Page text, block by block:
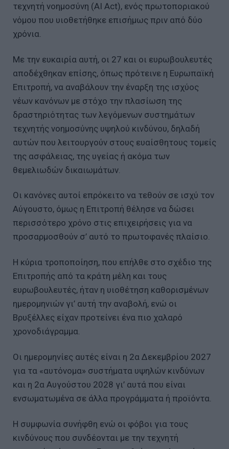
τεχνητή νοημοσύνη (AI Act), ενός πρωτοποριακού
νόμου που υιοθετήθηκε επισήμως πριν από δύο
χρόνια.
Με την ευκαιρία αυτή, οι 27 και οι ευρωβουλευτές
αποδέχθηκαν επίσης, όπως πρότεινε η Ευρωπαϊκή
Επιτροπή, να αναβάλουν την έναρξη της ισχύος
νέων κανόνων με στόχο την πλασίωση της
δραστηριότητας των λεγόμενων συστημάτων
τεχνητής νοημοσύνης υψηλού κινδύνου, δηλαδή
αυτών που λειτουργούν στους ευαίσθητους τομείς
της ασφάλειας, της υγείας ή ακόμα των
θεμελιωδών δικαιωμάτων.
Οι κανόνες αυτοί επρόκειτο να τεθούν σε ισχύ τον
Αύγουστο, όμως η Επιτροπή θέλησε να δώσει
περισσότερο χρόνο στις επιχειρήσεις για να
προσαρμοσθούν σ’ αυτό το πρωτοφανές πλαίσιο.
Η κύρια τροποποίηση, που επήλθε στο σχέδιο της
Επιτροπής από τα κράτη μέλη και τους
ευρωβουλευτές, ήταν η υιοθέτηση καθορισμένων
ημερομηνιών γι’ αυτή την αναβολή, ενώ οι
Βρυξέλλες είχαν προτείνει ένα πιο χαλαρό
χρονοδιάγραμμα.
Οι ημερομηνίες αυτές είναι η 2α Δεκεμβρίου 2027
για τα «αυτόνομα» συστήματα υψηλών κινδύνων
και η 2α Αυγούστου 2028 γι’ αυτά που είναι
ενσωματωμένα σε άλλα προγράμματα ή προϊόντα.
Η συμφωνία συνήφθη ενώ οι φόβοι για τους
κινδύνους που συνδέονται με την τεχνητή